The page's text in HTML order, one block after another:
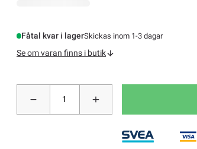
Fåtal kvar i lagerSkickas inom 1-3 dagar
Se om varan finns i butik